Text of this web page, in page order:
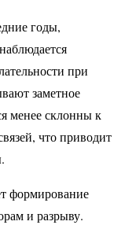
годы,
при
заметное
менее склонны к
что приводит
формирование
и разрыву.